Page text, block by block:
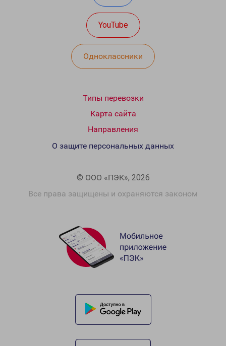
YouTube
Одноклассники
Типы перевозки
Карта сайта
Направления
© ООО «ПЭК», 2026
Все права защищены и охраняются законом
О защите персональных данных